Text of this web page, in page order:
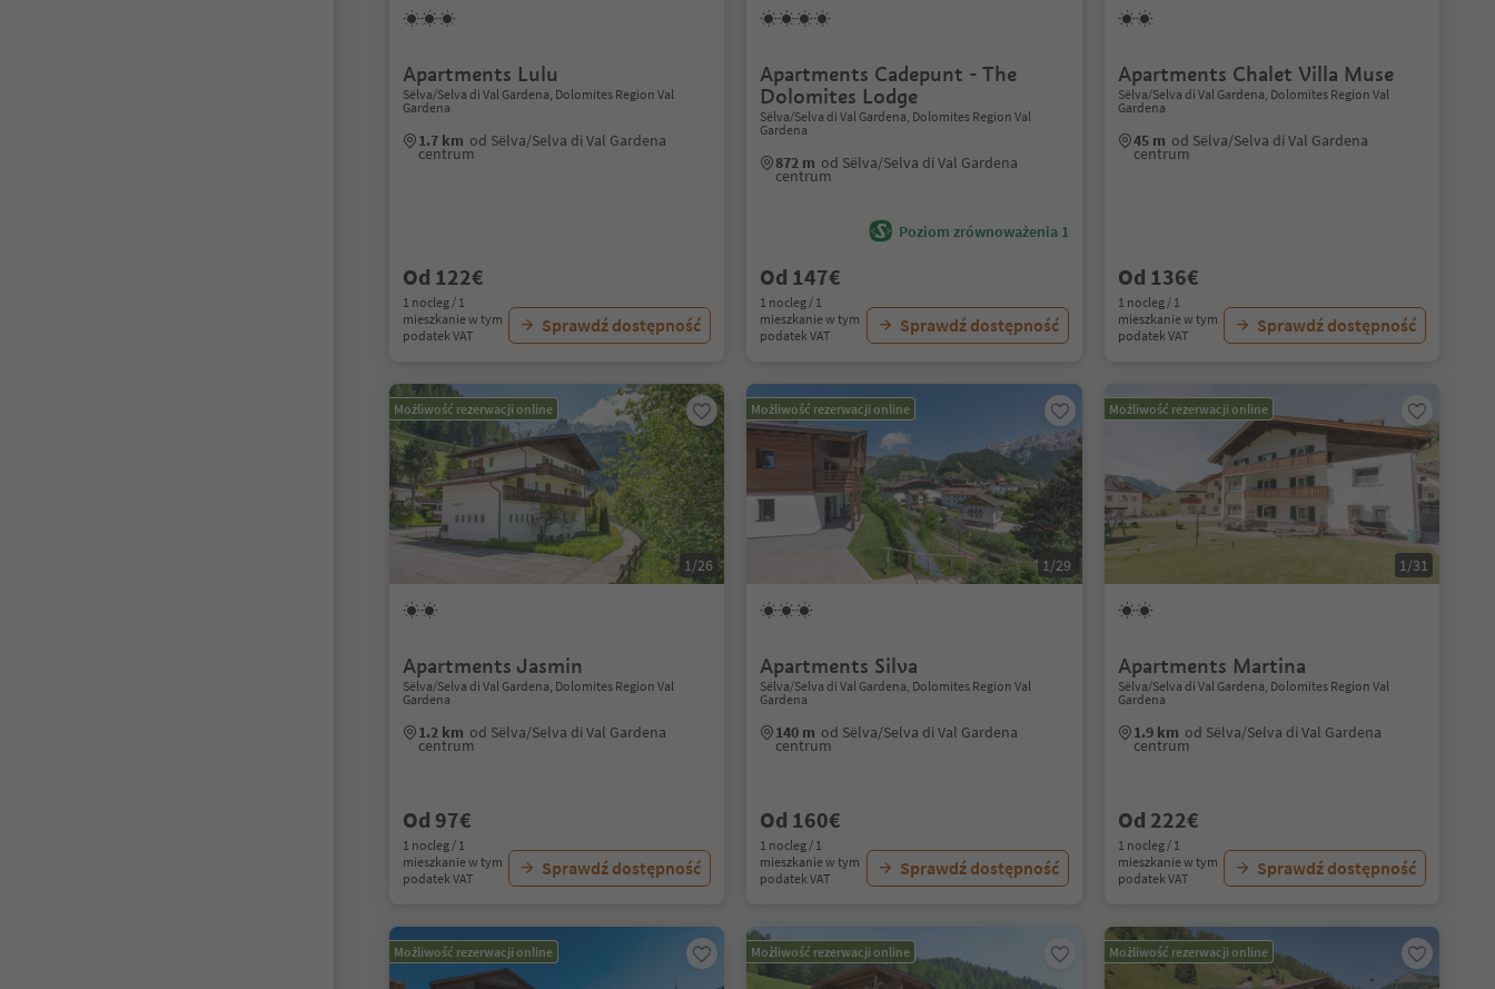
Apartments Lulu
Sëlva/Selva di Val Gardena, Dolomites Region Val
Gardena
1.7 km od Sëlva/Selva di Val Gardena
centrum
Od 122€
1 nocleg / 1
mieszkanie w tym
podatek VAT
Sprawdź dostępność
Apartments Cadepunt - The
Dolomites Lodge
Sëlva/Selva di Val Gardena, Dolomites Region Val
Gardena
872 m od Sëlva/Selva di Val Gardena
centrum
Poziom zrównoważenia 1
Od 147€
1 nocleg / 1
mieszkanie w tym
podatek VAT
Sprawdź dostępność
Apartments Chalet Villa Muse
Sëlva/Selva di Val Gardena, Dolomites Region Val
Gardena
45 m od Sëlva/Selva di Val Gardena
centrum
Od 136€
1 nocleg / 1
mieszkanie w tym
podatek VAT
Sprawdź dostępność
Możliwość rezerwacji online
1/26
Apartments Jasmin
Sëlva/Selva di Val Gardena, Dolomites Region Val
Gardena
1.2 km od Sëlva/Selva di Val Gardena
centrum
Od 97€
1 nocleg / 1
mieszkanie w tym
podatek VAT
Sprawdź dostępność
Możliwość rezerwacji online
1/29
Apartments Silva
Sëlva/Selva di Val Gardena, Dolomites Region Val
Gardena
140 m od Sëlva/Selva di Val Gardena
centrum
Od 160€
1 nocleg / 1
mieszkanie w tym
podatek VAT
Sprawdź dostępność
Możliwość rezerwacji online
1/31
Apartments Martina
Sëlva/Selva di Val Gardena, Dolomites Region Val
Gardena
1.9 km od Sëlva/Selva di Val Gardena
centrum
Od 222€
1 nocleg / 1
mieszkanie w tym
podatek VAT
Sprawdź dostępność
Możliwość rezerwacji online Możliwość rezerwacji online Możliwość rezerwacji online